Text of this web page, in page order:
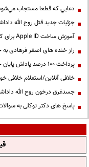
دعايي كه قطعا مستجاب
جزئیات جدید قتل روح الله
آموزش ساخت Apple ID برای کاربران ایرانی
راز خنده های اصغر فرهادی
پرداخت ۱۰۰ درصد پاداش پایان خدمت فرهنگیان
خلافی آنلاین/استعلام خلافی
جسدغرق درخون روح الله
پاسخ های دکتر توکلی به